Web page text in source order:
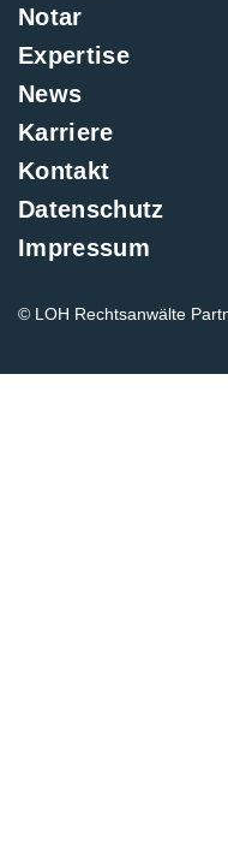
Notar
Expertise
News
Karriere
Kontakt
Datenschutz
Impressum
© LOH Rechtsanwälte